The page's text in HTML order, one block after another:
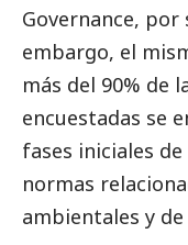
Governance, por
embargo, el
más del 90% de
encuestadas se
fases iniciales
normas
ambientales y